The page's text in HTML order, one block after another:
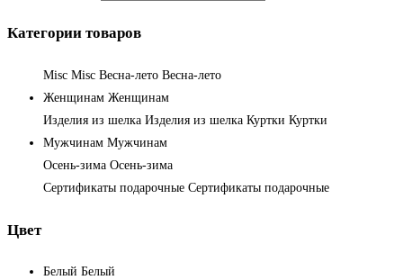
Категории товаров
Misc Misc Весна-лето Весна-лето
Женщинам Женщинам
Изделия из шелка Изделия из шелка Куртки Куртки
Мужчинам Мужчинам
Осень-зима Осень-зима
Сертификаты подарочные Сертификаты подарочные
Цвет
Белый Белый